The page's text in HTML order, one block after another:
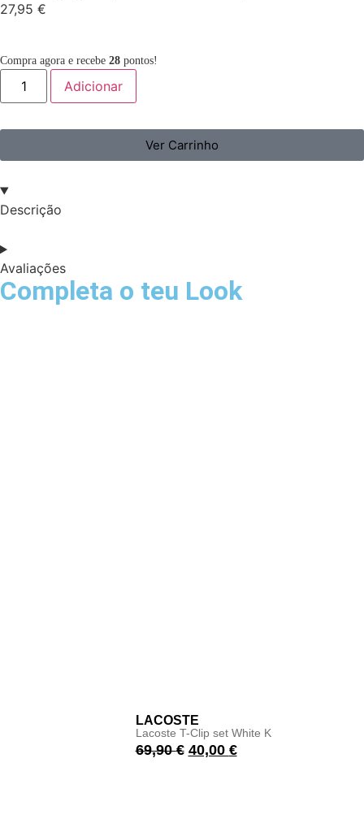
27,95 €
Compra agora e recebe 28 pontos!
Adicionar
Ver Carrinho
Descrição
Avaliações
Completa o teu Look
LACOSTE
Lacoste T-Clip set White K
69,90€ 40,00 €